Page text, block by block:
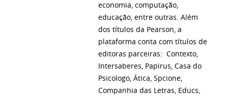
economia, computação,
educação, entre outras. Além
dos títulos da Pearson, a
plataforma conta com títulos de
editoras parceiras: Contexto,
Intersaberes, Papirus, Casa do
Psicologo, Ática, Spcione,
Companhia das Letras, Educs,